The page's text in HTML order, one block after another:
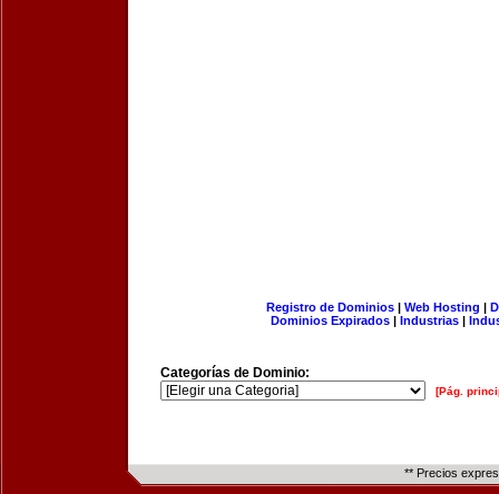
Registro de Dominios| Web Hosting |
Dominios Expirados | Industrias |
Categorías de Dominio:
[Pág.
** Precios